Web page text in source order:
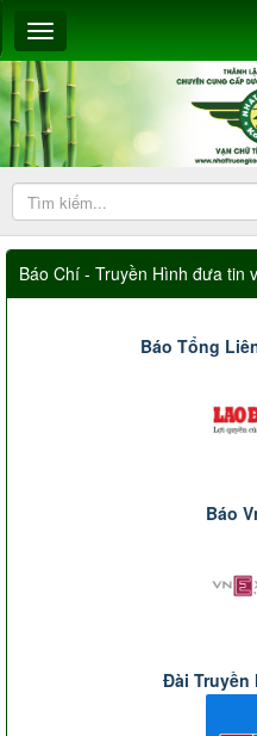
Báo Chí - Truyền Hình đưa tin
Báo Tổng
Báo
Đài Truyền